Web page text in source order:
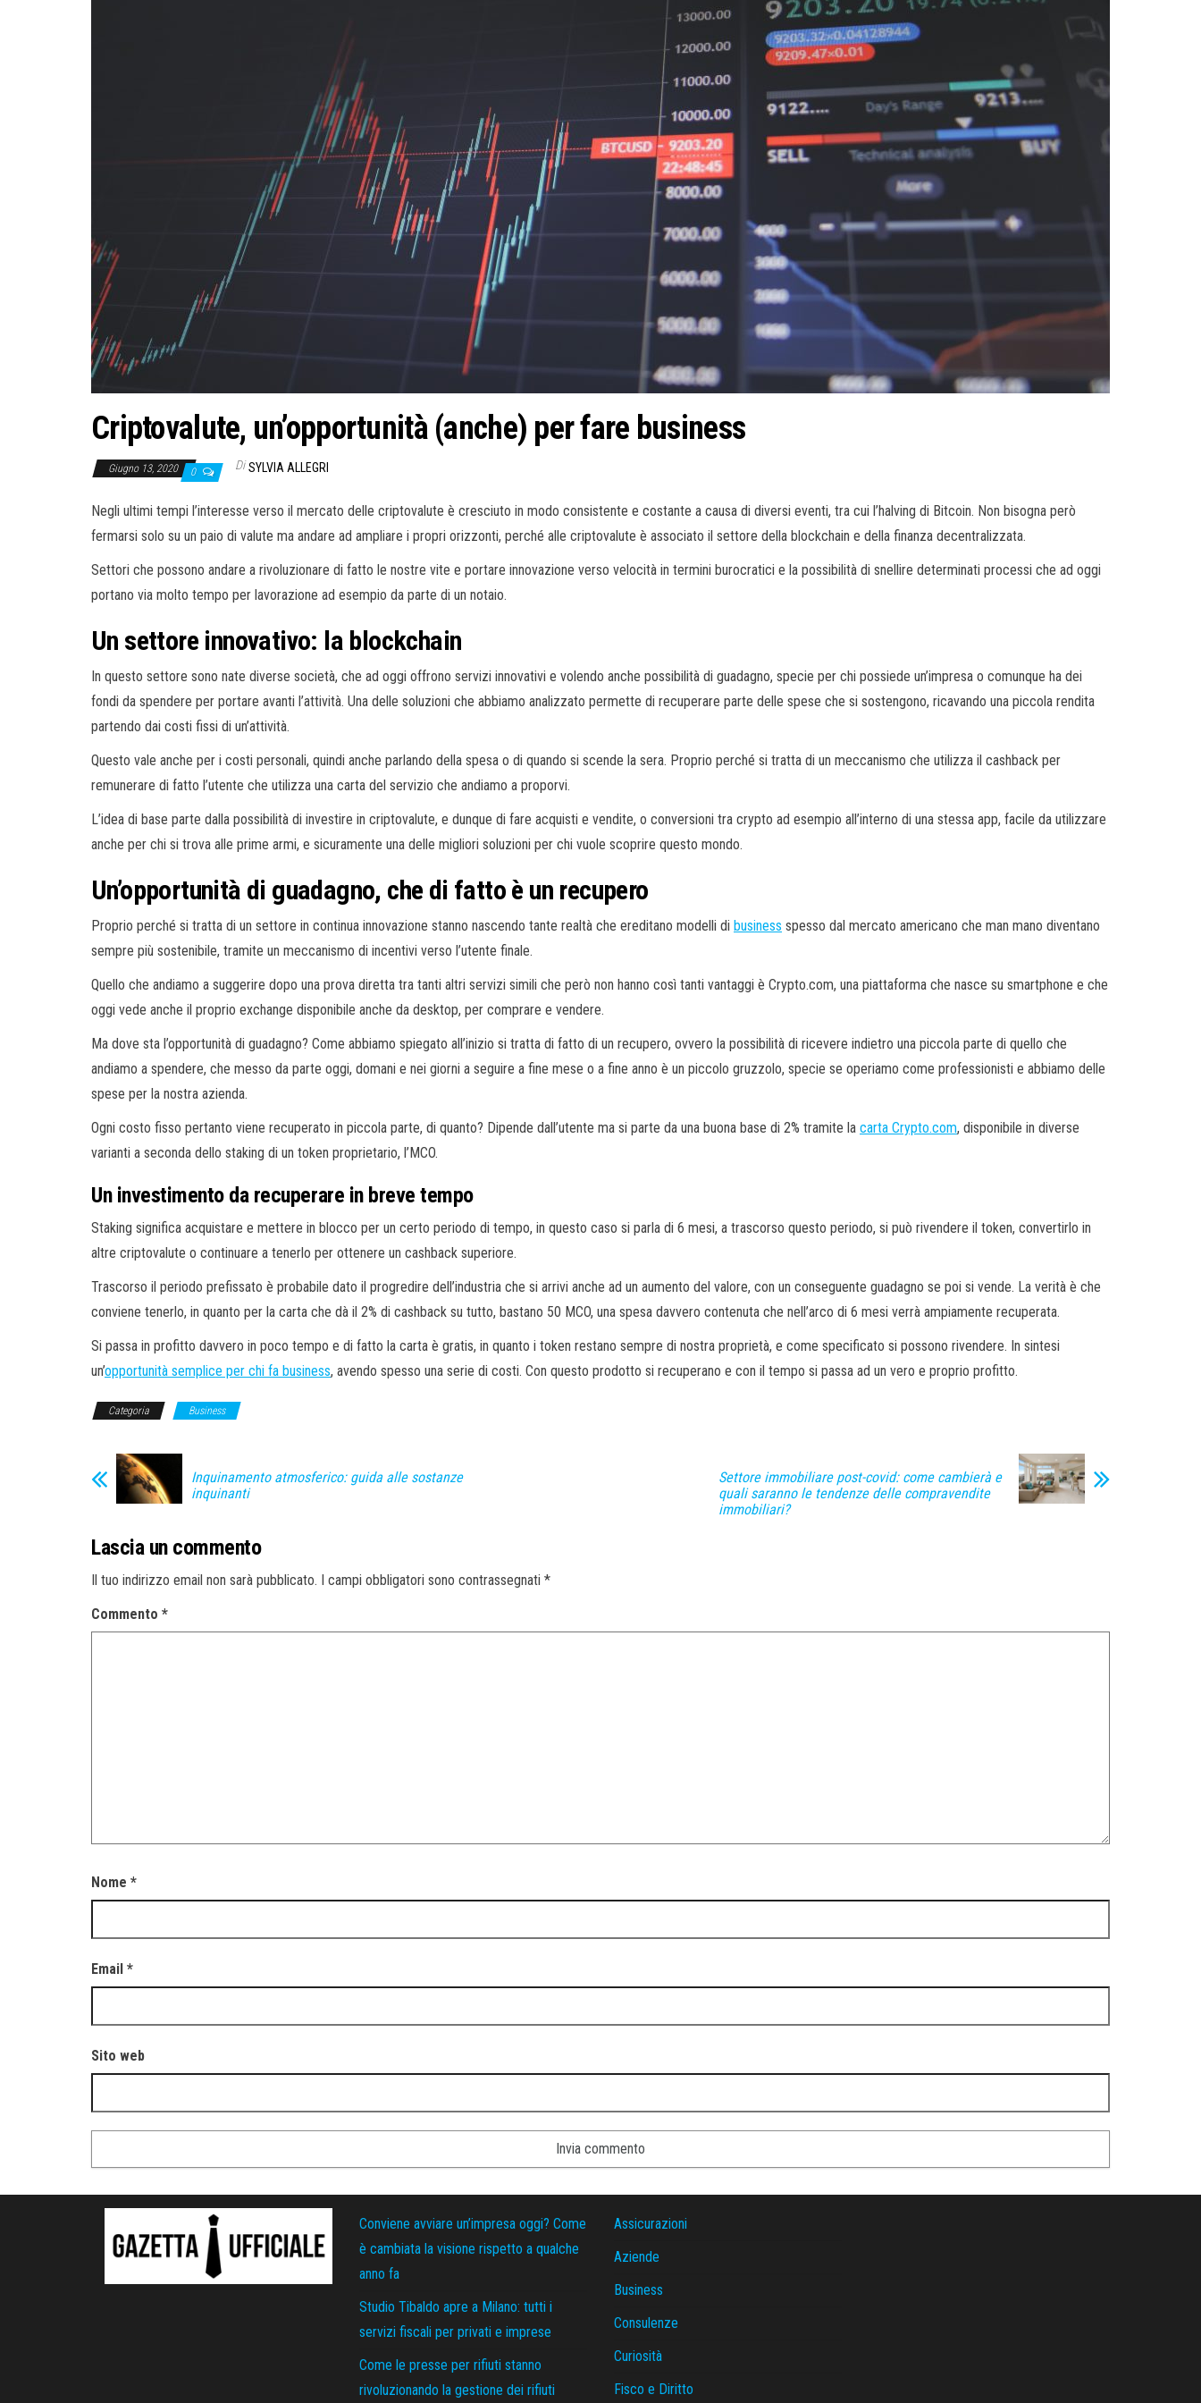
Criptovalute, un’opportunità (anche) per fare business
Giugno 13, 2020 0 Di SYLVIA ALLEGRI
Negli ultimi tempi l’interesse verso il mercato delle criptovalute è cresciuto in modo consistente e costante a causa di diversi eventi, tra cui l’halving di Bitcoin. Non bisogna però
fermarsi solo su un paio di valute ma andare ad ampliare i propri orizzonti, perché alle criptovalute è associato il settore della blockchain e della finanza decentralizzata.
Settori che possono andare a rivoluzionare di fatto le nostre vite e portare innovazione verso velocità in termini burocratici e la possibilità di snellire determinati processi che ad oggi
portano via molto tempo per lavorazione ad esempio da parte di un notaio.
Un settore innovativo: la blockchain
In questo settore sono nate diverse società, che ad oggi offrono servizi innovativi e volendo anche possibilità di guadagno, specie per chi possiede un’impresa o comunque ha dei
fondi da spendere per portare avanti l’attività. Una delle soluzioni che abbiamo analizzato permette di recuperare parte delle spese che si sostengono, ricavando una piccola rendita
partendo dai costi fissi di un’attività.
Questo vale anche per i costi personali, quindi anche parlando della spesa o di quando si scende la sera. Proprio perché si tratta di un meccanismo che utilizza il cashback per
remunerare di fatto l’utente che utilizza una carta del servizio che andiamo a proporvi.
L’idea di base parte dalla possibilità di investire in criptovalute, e dunque di fare acquisti e vendite, o conversioni tra crypto ad esempio all’interno di una stessa app, facile da utilizzare
anche per chi si trova alle prime armi, e sicuramente una delle migliori soluzioni per chi vuole scoprire questo mondo.
Un’opportunità di guadagno, che di fatto è un recupero
Proprio perché si tratta di un settore in continua innovazione stanno nascendo tante realtà che ereditano modelli di business spesso dal mercato americano che man mano diventano
sempre più sostenibile, tramite un meccanismo di incentivi verso l’utente finale.
Quello che andiamo a suggerire dopo una prova diretta tra tanti altri servizi simili che però non hanno così tanti vantaggi è Crypto.com, una piattaforma che nasce su smartphone e che
oggi vede anche il proprio exchange disponibile anche da desktop, per comprare e vendere.
Ma dove sta l’opportunità di guadagno? Come abbiamo spiegato all’inizio si tratta di fatto di un recupero, ovvero la possibilità di ricevere indietro una piccola parte di quello che
andiamo a spendere, che messo da parte oggi, domani e nei giorni a seguire a fine mese o a fine anno è un piccolo gruzzolo, specie se operiamo come professionisti e abbiamo delle
spese per la nostra azienda.
Ogni costo fisso pertanto viene recuperato in piccola parte, di quanto? Dipende dall’utente ma si parte da una buona base di 2% tramite la carta Crypto.com, disponibile in diverse
varianti a seconda dello staking di un token proprietario, l’MCO.
Un investimento da recuperare in breve tempo
Staking significa acquistare e mettere in blocco per un certo periodo di tempo, in questo caso si parla di 6 mesi, a trascorso questo periodo, si può rivendere il token, convertirlo in
altre criptovalute o continuare a tenerlo per ottenere un cashback superiore.
Trascorso il periodo prefissato è probabile dato il progredire dell’industria che si arrivi anche ad un aumento del valore, con un conseguente guadagno se poi si vende. La verità è che
conviene tenerlo, in quanto per la carta che dà il 2% di cashback su tutto, bastano 50 MCO, una spesa davvero contenuta che nell’arco di 6 mesi verrà ampiamente recuperata.
Si passa in profitto davvero in poco tempo e di fatto la carta è gratis, in quanto i token restano sempre di nostra proprietà, e come specificato si possono rivendere. In sintesi
un’opportunità semplice per chi fa business, avendo spesso una serie di costi. Con questo prodotto si recuperano e con il tempo si passa ad un vero e proprio profitto.
Categoria Business
Inquinamento atmosferico: guida alle sostanze
inquinanti
Settore immobiliare post-covid: come cambierà e
quali saranno le tendenze delle compravendite
immobiliari?
Lascia un commento
Il tuo indirizzo email non sarà pubblicato. I campi obbligatori sono contrassegnati *
Commento *
Nome *
Email *
Sito web
Conviene avviare un’impresa oggi? Come
è cambiata la visione rispetto a qualche
anno fa
Studio Tibaldo apre a Milano: tutti i
servizi fiscali per privati e imprese
Come le presse per rifiuti stanno
rivoluzionando la gestione dei rifiuti
Assicurazioni
Aziende
Business
Consulenze
Curiosità
Fisco e Diritto